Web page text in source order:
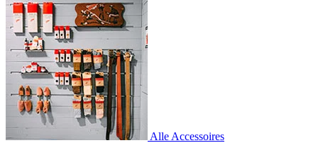
Alle Accessoires